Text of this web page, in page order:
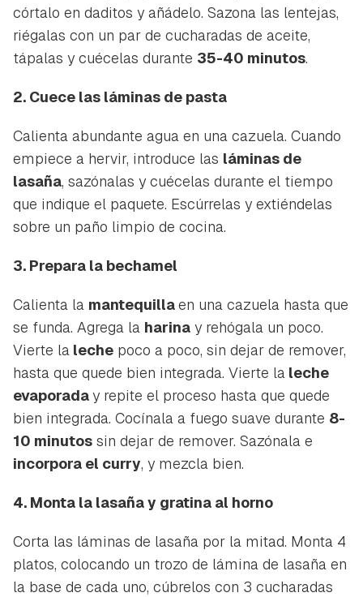
córtalo en daditos y añádelo. Sazona las lentejas,
riégalas con un par de cucharadas de aceite,
tápalas y cuécelas durante 35-40 minutos.
2. Cuece las láminas de pasta
Calienta abundante agua en una cazuela. Cuando
empiece a hervir, introduce las láminas de
lasaña, sazónalas y cuécelas durante el tiempo
que indique el paquete. Escúrrelas y extiéndelas
sobre un paño limpio de cocina.
3. Prepara la bechamel
Calienta la mantequillaen una cazuela hasta que
se funda. Agrega la harina y rehógala un poco.
Vierte la leche poco a poco, sin dejar de remover,
hasta que quede bien integrada. Vierte la leche
evaporaday repite el proceso hasta que quede
bien integrada. Cocínala a fuego suave durante 8-
10 minutos sin dejar de remover. Sazónala e
incorpora el curry, y mezcla bien.
4. Monta la lasaña y gratina al horno
Corta las láminas de lasaña por la mitad. Monta 4
platos, colocando un trozo de lámina de lasaña en
la base de cada uno, cúbrelos con 3 cucharadas